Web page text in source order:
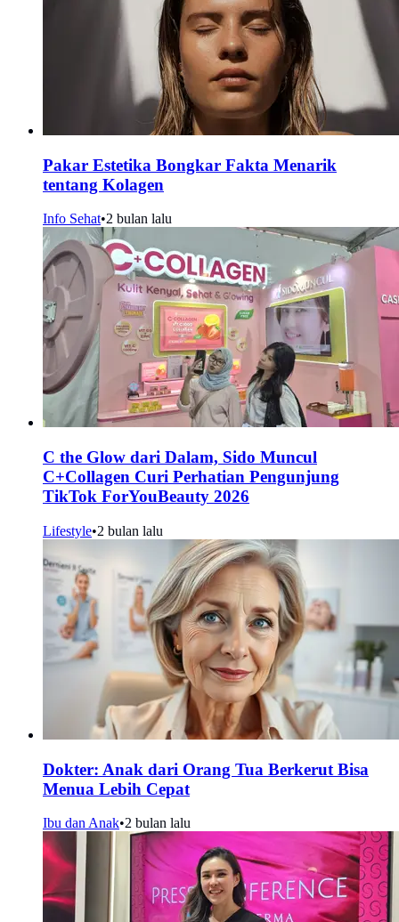
Pakar Estetika Bongkar Fakta Menarik
tentang Kolagen
Info Sehat•2 bulan lalu
C the Glow dari Dalam, Sido Muncul
C+Collagen Curi Perhatian Pengunjung
TikTok ForYouBeauty 2026
Lifestyle•2 bulan lalu
Dokter: Anak dari Orang Tua Berkerut Bisa
Menua Lebih Cepat
Ibu dan Anak•2 bulan lalu